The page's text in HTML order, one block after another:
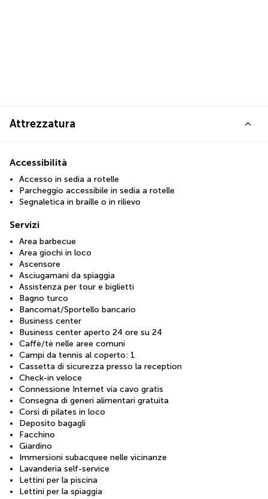
Attrezzatura
Accessibilità
Accesso in sedia a rotelle
Parcheggio accessibile in sedia a rotelle
Segnaletica in braille o in rilievo
Servizi
Area barbecue
Area giochi in loco
Ascensore
Asciugamani da spiaggia
Assistenza per tour e biglietti
Bagno turco
Bancomat/Sportello bancario
Business center
Business center aperto 24 ore su 24
Caffè/tè nelle aree comuni
Campi da tennis al coperto: 1
Cassetta di sicurezza presso la reception
Check-in veloce
Connessione Internet via cavo gratis
Consegna di generi alimentari gratuita
Corsi di pilates in loco
Deposito bagagli
Facchino
Giardino
Immersioni subacquee nelle vicinanze
Lavanderia self-service
Lettini per la piscina
Lettini per la spiaggia